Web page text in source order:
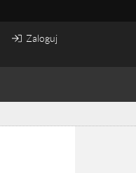
Zaloguj